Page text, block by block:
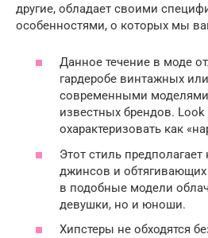
другие, обладает своими
особенностями, о которых мы
Данное течение в моде
гардеробе винтажных
современными
известных брендов.
охарактеризовать как
Этот стиль
джинсов и
в подобные модели
девушки, но и юноши.
Хипстеры не обходятся